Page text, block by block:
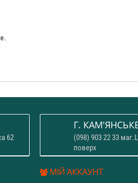
62
Г. КАМ'ЯНСЬКЕ
(098) 903 22 33
поверх
МІЙ АККАУНТ